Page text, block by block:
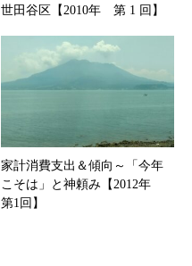
世田谷区【2010年 第 1 回】
家計消費支出＆傾向～「今年
こそは」と神頼み【2012年
第1回】